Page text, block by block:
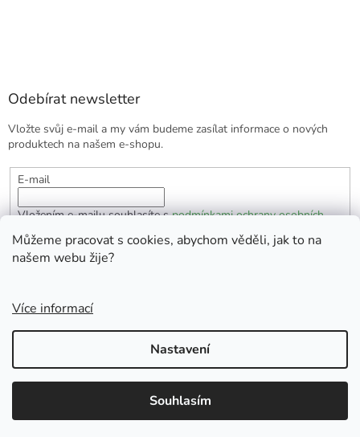
Můžeme pracovat s cookies, abychom věděli, jak to na
našem webu žije?
Více informací
Nastavení
Souhlasím
Odebírat newsletter
Vložte svůj e-mail a my vám budeme zasílat informace o nových
produktech na našem e-shopu.
E-mail
Vložením e-mailu souhlasíte spodmínkami ochrany osobních
PŘIHLÁSIT SE
Copyright 2026EKOlogická domácnost. Všechna práva
vyhrazena.